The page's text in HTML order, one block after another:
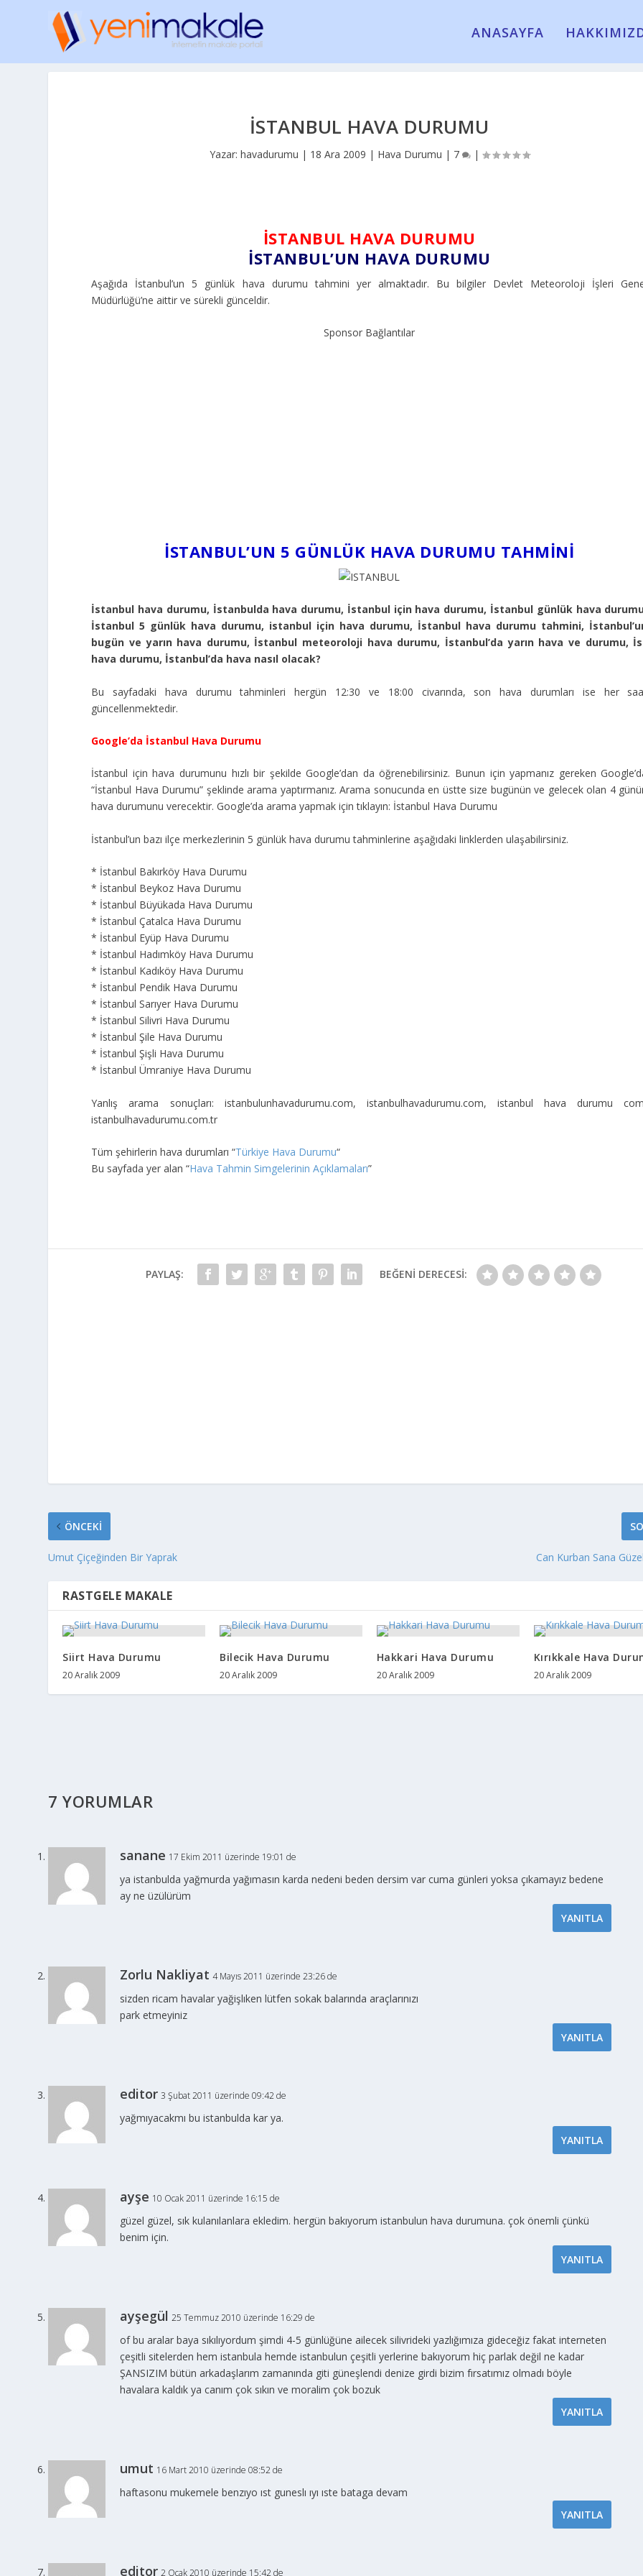
ANASAYFA
İSTANBUL HAVA DURUMU
Yazar: havadurumu | 18 Ara 2009 | Hava Durumu | 7 |
İSTANBUL HAVA DURUMU
İSTANBUL’UN HAVA DURUMU
Aşağıda İstanbul’un 5 günlük hava durumu tahmini yer almaktadır. Bu bilgiler Devlet Meteoroloji İşleri
Müdürlüğü’ne aittir ve sürekli günceldir.
Sponsor Bağlantılar
İSTANBUL’UN 5 GÜNLÜK HAVA DURUMU TAHMINI
İstanbul hava durumu, İstanbulda hava durumu, İstanbul için hava durumu, İstanbul günlük hava
İstanbul 5 günlük hava durumu, istanbul için hava durumu, İstanbul hava durumu tahmini,
bugün ve yarın hava durumu, İstanbul meteoroloji hava durumu, İstanbul’da yarın hava ve durumu,
hava durumu, İstanbul’da hava nasıl olacak?
Bu sayfadaki hava durumu tahminleri hergün 12:30 ve 18:00 civarında, son hava durumları ise her
güncellenmektedir.
Google’da İstanbul Hava Durumu
İstanbul için hava durumunu hızlı bir şekilde Google’dan da öğrenebilirsiniz. Bunun için yapmanız gereken
“İstanbul Hava Durumu” şeklinde arama yaptırmanız. Arama sonucunda en üstte size bugünün ve gelecek olan 4
hava durumunu verecektir. Google’da arama yapmak için tıklayın: İstanbul Hava Durumu
İstanbul’un bazı ilçe merkezlerinin 5 günlük hava durumu tahminlerine aşağıdaki linklerden ulaşabilirsiniz.
* İstanbul Bakırköy Hava Durumu
* İstanbul Beykoz Hava Durumu
* İstanbul Büyükada Hava Durumu
* İstanbul Çatalca Hava Durumu
* İstanbul Eyüp Hava Durumu
* İstanbul Hadımköy Hava Durumu
* İstanbul Kadıköy Hava Durumu
* İstanbul Pendik Hava Durumu
* İstanbul Sarıyer Hava Durumu
* İstanbul Silivri Hava Durumu
* İstanbul Şile Hava Durumu
* İstanbul Şişli Hava Durumu
* İstanbul Ümraniye Hava Durumu
Yanlış arama sonuçları: istanbulunhavadurumu.com, istanbulhavadurumu.com, istanbul hava durumu
istanbulhavadurumu.com.tr
Tüm şehirlerin hava durumları “Türkiye Hava Durumu“
Bu sayfada yer alan “Hava Tahmin Simgelerinin Açıklamaları”
PAYLAŞ: BEĞENI DERECESI:
ÖNCEKI
Umut Çiçeğinden Bir Yaprak Can Kurban Sana
RASTGELE MAKALE
Siirt Hava Durumu
20 Aralık 2009
Bilecik Hava Durumu
20 Aralık 2009
Hakkari Hava Durumu
20 Aralık 2009
Kırıkkale Hava
20 Aralık 2009
7 YORUMLAR
sanane 17 Ekim 2011 üzerinde 19:01 de
ya istanbulda yağmurda yağımasın karda nedeni beden dersim var cuma günleri yoksa çıkamayız bedene
ay ne üzülürüm
YANITLA
Zorlu Nakliyat 4 Mayıs 2011 üzerinde 23:26 de
sizden ricam havalar yağişlıken lütfen sokak balarında araçlarınızı
park etmeyiniz
YANITLA
editor 3 Şubat 2011 üzerinde 09:42 de
yağmıyacakmı bu istanbulda kar ya.
YANITLA
ayşe 10 Ocak 2011 üzerinde 16:15 de
güzel güzel, sık kulanılanlara ekledim. hergün bakıyorum istanbulun hava durumuna. çok önemli çünkü
benim için.
YANITLA
ayşegül 25 Temmuz 2010 üzerinde 16:29 de
of bu aralar baya sıkılıyordum şimdi 4-5 günlüğüne ailecek silivrideki yazlığımıza gideceğiz fakat interneten
çeşitli sitelerden hem istanbula hemde istanbulun çeşitli yerlerine bakıyorum hiç parlak değil ne kadar
ŞANSIZIM bütün arkadaşlarım zamanında giti güneşlendi denize girdi bizim fırsatımız olmadı böyle
havalara kaldık ya canım çok sıkın ve moralim çok bozuk
YANITLA
umut 16 Mart 2010 üzerinde 08:52 de
haftasonu mukemele benzıyo ıst guneslı ıyı ıste bataga devam
YANITLA
editor 2 Ocak 2010 üzerinde 15:42 de